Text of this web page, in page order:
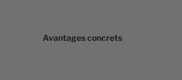
Avantages concrets